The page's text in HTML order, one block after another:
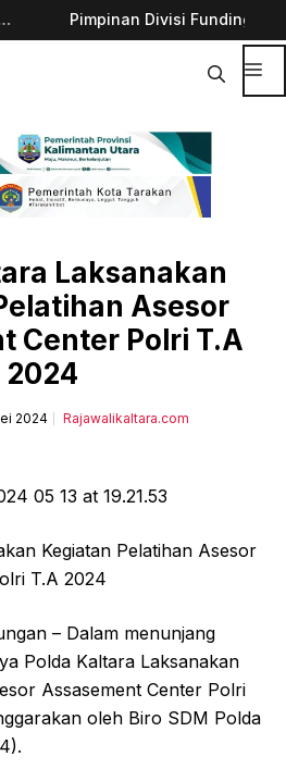
& Customer
Dorong Percepatan
di Kota Tarakan
28
Laksanakan
Asesor
Center Polri T.A
2024
2024 Rajawalikaltara.com
Kegiatan Pelatihan Asesor
T.A 2024
– Dalam menunjang
Polda Kaltara Laksanakan
Assasement Center Polri
oleh Biro SDM Polda